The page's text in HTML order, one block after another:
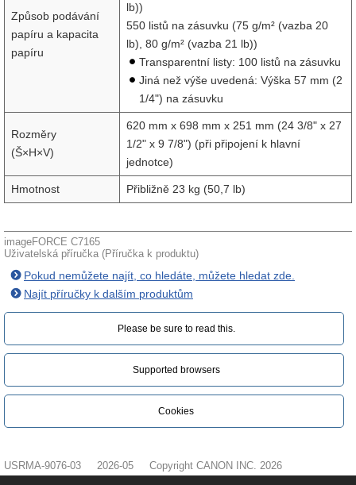
Způsob podávání
papíru a kapacita
papíru
lb))
550 listů na zásuvku (75 g/m² (vazba 20
lb), 80 g/m² (vazba 21 lb))
Transparentní listy: 100 listů na zásuvku
Jiná než výše uvedená: Výška 57 mm (2
1/4") na zásuvku
Rozměry
(Š×H×V)
620 mm x 698 mm x 251 mm (24 3/8" x 27
1/2" x 9 7/8") (při připojení k hlavní
jednotce)
Hmotnost Přibližně 23 kg (50,7 lb)
imageFORCE C7165
Uživatelská příručka (Příručka k produktu)
Pokud nemůžete najít, co hledáte, můžete hledat zde.
Najít příručky k dalším produktům
Please be sure to read this.‎
Supported browsers
Cookies
USRMA-9076-03 2026-05 Copyright CANON INC. 2026